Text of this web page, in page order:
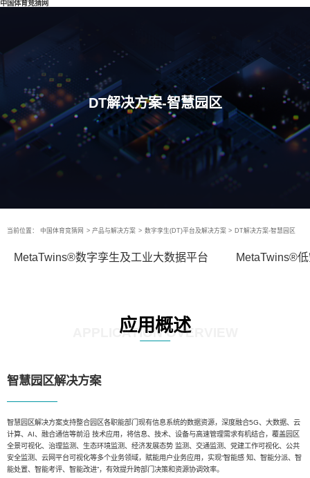
中国体育竞猜网
DT解决方案-智慧园区
当前位置： 中国体育竞猜网 > 产品与解决方案 > 数字孪生(DT)平台及解决方案 > DT解决方案-智慧园区
MetaTwins®数字孪生及工业大数据平台 MetaTwins®
应用概述
APPLICATION OVERVIEW
智慧园区解决方案
智慧园区解决方案支持整合园区各职能部门现有信息系统的数据资源，深度融合5G、大数据、云
计算、AI、融合通信等前沿 技术应用，将信息、技术、设备与高速管理需求有机结合，覆盖园区
全景可视化、治理监测、生态环境监测、经济发展态势 监测、交通监测、党建工作可视化、公共
安全监测、云网平台可视化等多个业务领域，赋能用户业务应用，实现“智能感 知、智能分派、智
能处置、智能考评、智能改进”，有效提升跨部门决策和资源协调效率。